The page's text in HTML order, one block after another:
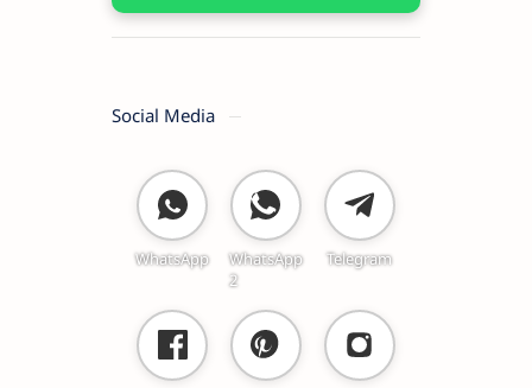
Social Media
WhatsApp
WhatsApp
2
Telegram